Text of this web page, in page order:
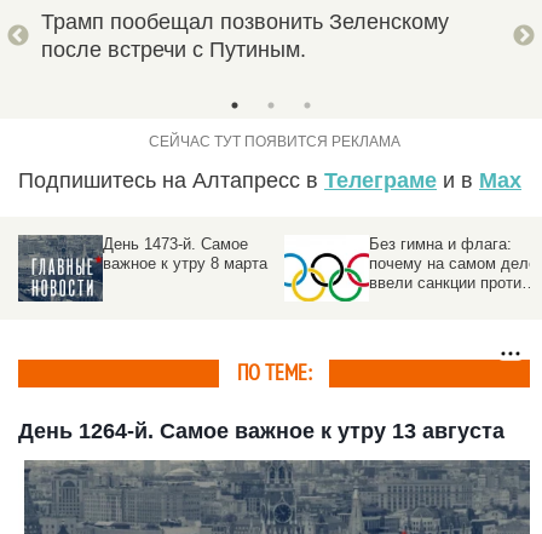
Трамп пообещал позвонить Зеленскому
после встречи с Путиным.
Подпишитесь на Алтапресс в Телеграме и в Max
Без гимна и флага:
почему на самом деле
Как эскалация США в
Иране отразится на
России и Украине.
ПО ТЕМЕ:
День 1264-й. Самое важное к утру 13 августа